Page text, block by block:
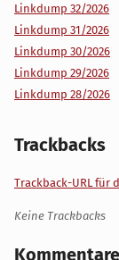
Linkdump 32/2026
Linkdump 31/2026
Linkdump 30/2026
Linkdump 29/2026
Linkdump 28/2026
Trackbacks
Trackback-URL für
Keine Trackbacks
Kommentare